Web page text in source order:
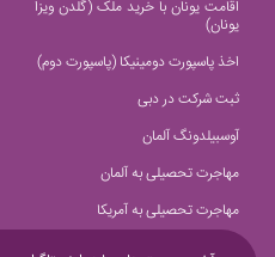
اقامت یونان با خرید ملک (گلدن ویزا
یونان)
اخذ پاسپورت دومینیکا (پاسپورت دوم)
ثبت شرکت در دبی
آوسبیلدونگ آلمان
مهاجرت تحصیلی به آلمان
مهاجرت تحصیلی به آمریکا